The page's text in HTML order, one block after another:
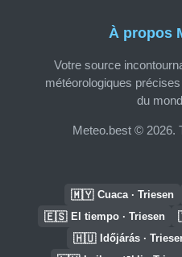
À propos
Votre source
météorologiques
du
Meteo.best © 2026.
🇲🇾 Cuaca · Triesen
🇪🇸 El tiempo · Triesen
🇭🇺 Időjárás ·